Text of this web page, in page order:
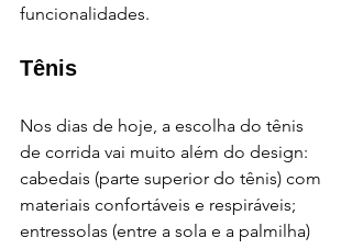
funcionalidades.
Tênis
Nos dias de hoje, a escolha do tênis
de corrida vai muito além do design:
cabedais (parte superior do tênis) com
materiais confortáveis e respiráveis;
entressolas (entre a sola e a palmilha)